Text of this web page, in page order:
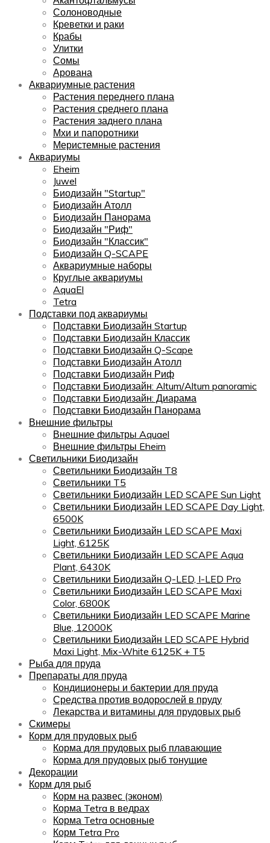
Солоноводные
Креветки и раки
Крабы
Улитки
Сомы
Арована
Аквариумные растения
Растения переднего плана
Растения среднего плана
Растения заднего плана
Мхи и папоротники
Меристемные растения
Аквариумы
Eheim
Juwel
Биодизайн "Startup"
Биодизайн Атолл
Биодизайн Панорама
Биодизайн "Риф"
Биодизайн "Классик"
Биодизайн Q-SCAPE
Аквариумные наборы
Круглые аквариумы
AquaEl
Tetra
Подставки под аквариумы
Подставки Биодизайн Startup
Подставки Биодизайн Классик
Подставки Биодизайн Q-Scape
Подставки Биодизайн Атолл
Подставки Биодизайн Риф
Подставки Биодизайн: Altum/Altum panoramic
Подставки Биодизайн: Диарама
Подставки Биодизайн Панорама
Внешние фильтры
Внешние фильтры Aquael
Внешние фильтры Eheim
Светильники Биодизайн
Светильники Биодизайн T8
Светильники T5
Светильники Биодизайн LED SCAPE Sun Light
Светильники Биодизайн LED SCAPE Day Light,
6500K
Светильники Биодизайн LED SCAPE Maxi
Light, 6125K
Светильники Биодизайн LED SCAPE Aqua
Plant, 6430K
Светильники Биодизайн Q-LED, I-LED Pro
Светильники Биодизайн LED SCAPE Maxi
Color, 6800K
Светильники Биодизайн LED SCAPE Marine
Blue, 12000K
Светильники Биодизайн LED SCAPE Hybrid
Maxi Light, Mix-White 6125K + T5
Рыба для пруда
Препараты для пруда
Кондиционеры и бактерии для пруда
Средства против водорослей в пруду
Лекарства и витамины для прудовых рыб
Скимеры
Корм для прудовых рыб
Корма для прудовых рыб плавающие
Корма для прудовых рыб тонущие
Декорации
Корм для рыб
Корм на развес (эконом)
Корма Tetra в ведрах
Корма Tetra основные
Корм Tetra Pro